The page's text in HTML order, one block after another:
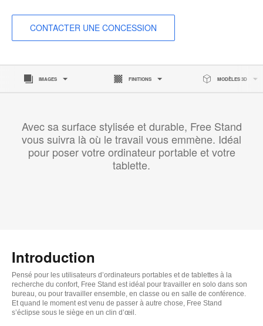
CONTACTER UNE CONCESSION
IMAGES FINITIONS MODÈLES 3D
Avec sa surface stylisée et durable, Free Stand
vous suivra là où le travail vous emmène. Idéal
pour poser votre ordinateur portable et votre
tablette.
Introduction
Pensé pour les utilisateurs d’ordinateurs portables et de tablettes à la
recherche du confort, Free Stand est idéal pour travailler en solo dans son
bureau, ou pour travailler ensemble, en classe ou en salle de conférence.
Et quand le moment est venu de passer à autre chose, Free Stand
s’éclipse sous le siège en un clin d’œil.